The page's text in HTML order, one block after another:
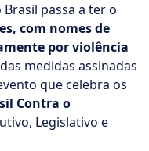
passa a ter o
com nomes de
por violência
medidas assinadas
que celebra os
Contra o
Legislativo e